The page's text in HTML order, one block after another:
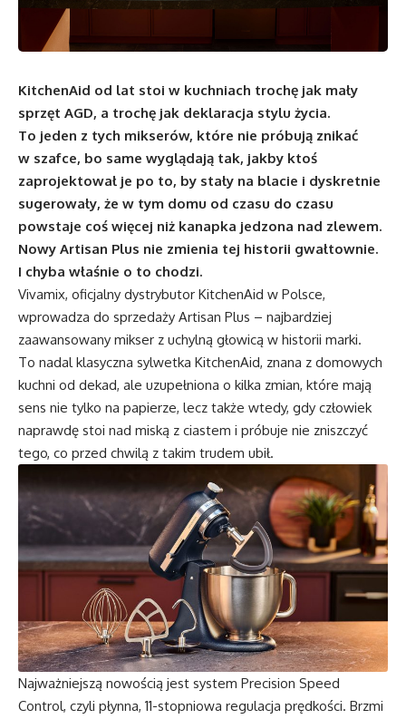
KitchenAid od lat stoi w kuchniach trochę jak mały
sprzęt AGD, a trochę jak deklaracja stylu życia.
To jeden z tych mikserów, które nie próbują znikać
w szafce, bo same wyglądają tak, jakby ktoś
zaprojektował je po to, by stały na blacie i dyskretnie
sugerowały, że w tym domu od czasu do czasu
powstaje coś więcej niż kanapka jedzona nad zlewem.
Nowy Artisan Plus nie zmienia tej historii gwałtownie.
I chyba właśnie o to chodzi.
Vivamix, oficjalny dystrybutor KitchenAid w Polsce,
wprowadza do sprzedaży Artisan Plus – najbardziej
zaawansowany mikser z uchylną głowicą w historii marki.
To nadal klasyczna sylwetka KitchenAid, znana z domowych
kuchni od dekad, ale uzupełniona o kilka zmian, które mają
sens nie tylko na papierze, lecz także wtedy, gdy człowiek
naprawdę stoi nad miską z ciastem i próbuje nie zniszczyć
tego, co przed chwilą z takim trudem ubił.
Najważniejszą nowością jest system Precision Speed
Control, czyli płynna, 11-stopniowa regulacja prędkości. Brzmi